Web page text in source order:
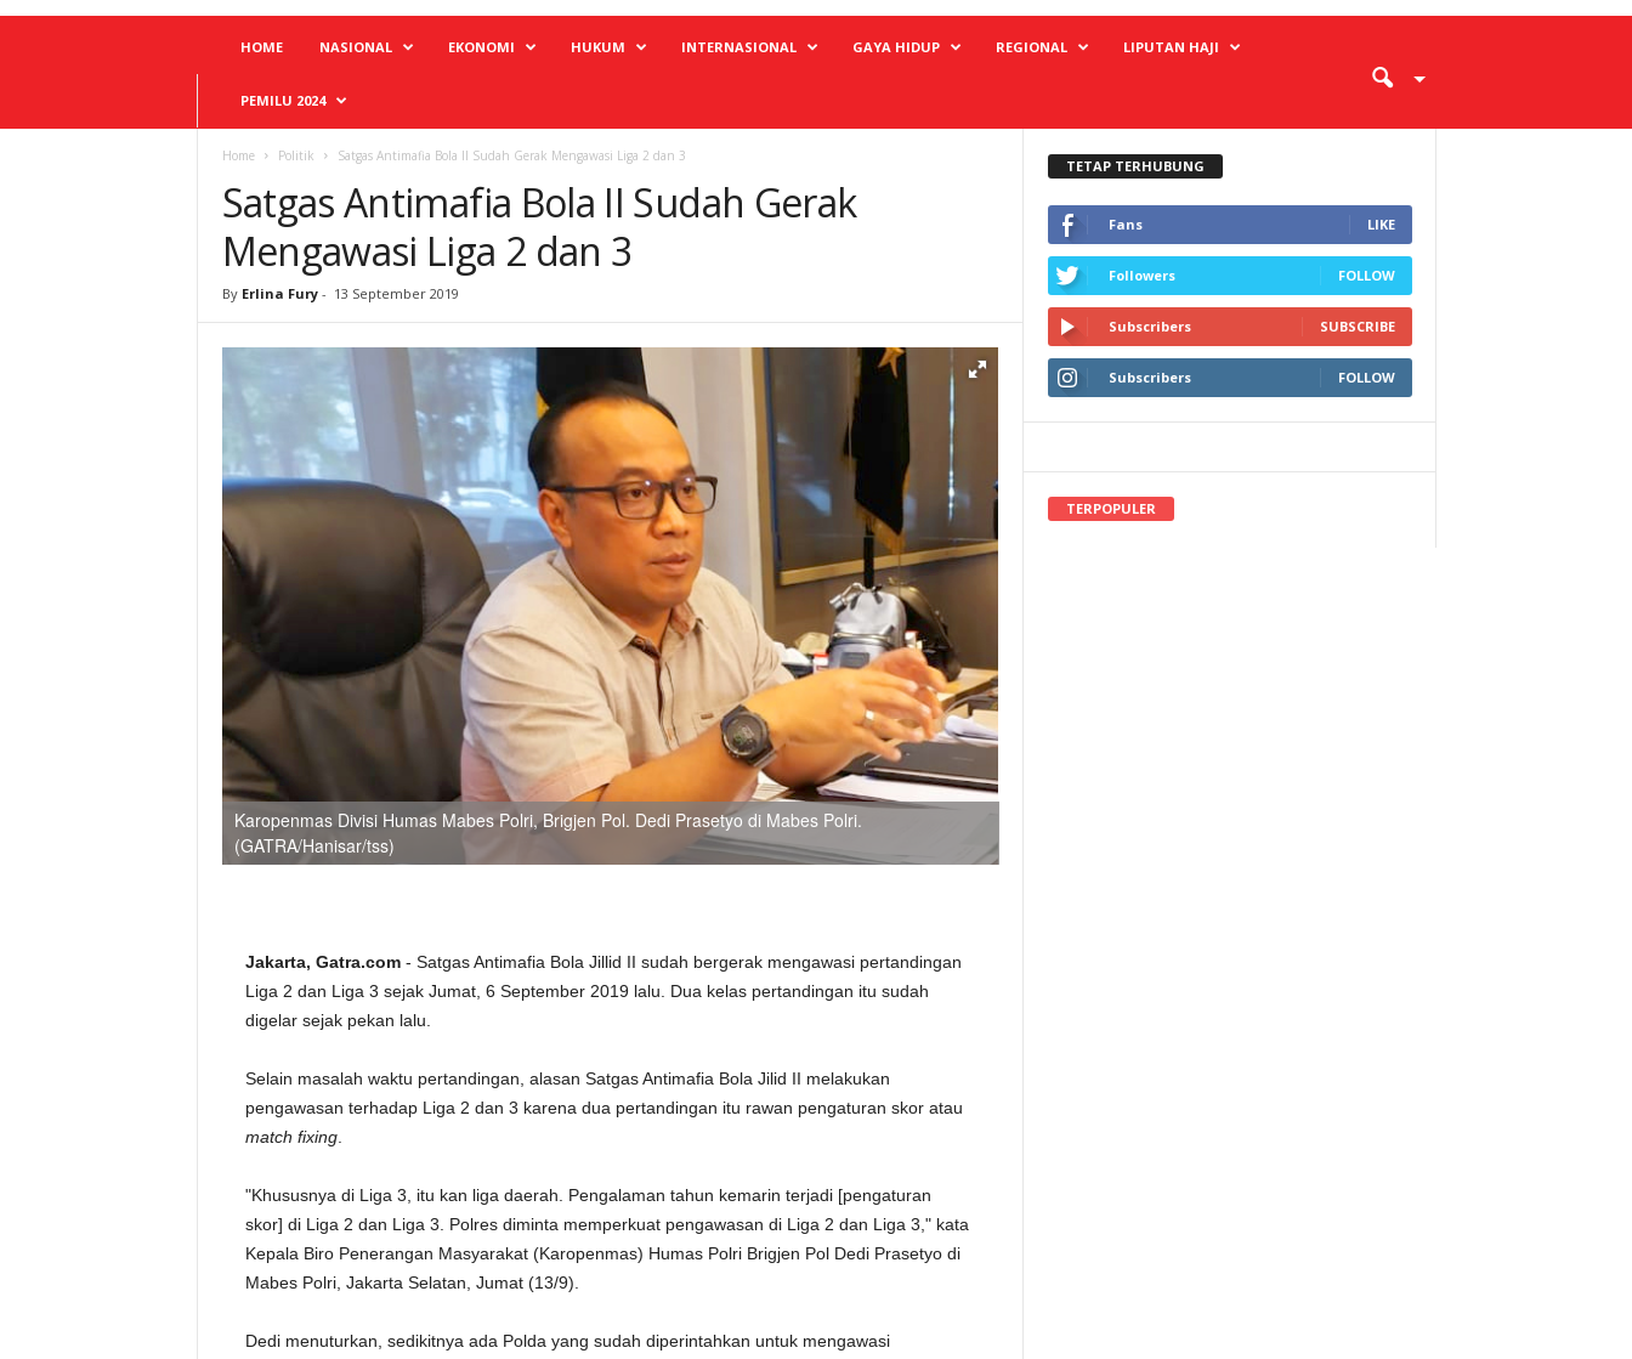
HOME NASIONAL EKONOMI HUKUM INTERNASIONAL GAYA HIDUP REGIONAL LIPUTAN HAJI
PEMILU 2024
Home Politik Satgas Antimafia Bola II Sudah Gerak Mengawasi Liga 2 dan 3
Satgas Antimafia Bola II Sudah Gerak
Mengawasi Liga 2 dan 3
By Erlina Fury - 13 September 2019
Karopenmas Divisi Humas Mabes Polri, Brigjen Pol. Dedi Prasetyo di Mabes Polri.
(GATRA/Hanisar/tss)
Jakarta, Gatra.com- Satgas Antimafia Bola Jillid II sudah bergerak mengawasi pertandingan
Liga 2 dan Liga 3 sejak Jumat, 6 September 2019 lalu. Dua kelas pertandingan itu sudah
digelar sejak pekan lalu.
Selain masalah waktu pertandingan, alasan Satgas Antimafia Bola Jilid II melakukan
pengawasan terhadap Liga 2 dan 3 karena dua pertandingan itu rawan pengaturan skor atau
match fixing.
"Khususnya di Liga 3, itu kan liga daerah. Pengalaman tahun kemarin terjadi [pengaturan
skor] di Liga 2 dan Liga 3. Polres diminta memperkuat pengawasan di Liga 2 dan Liga 3," kata
Kepala Biro Penerangan Masyarakat (Karopenmas) Humas Polri Brigjen Pol Dedi Prasetyo di
Mabes Polri, Jakarta Selatan, Jumat (13/9).
Dedi menuturkan, sedikitnya ada Polda yang sudah diperintahkan untuk mengawasi
TETAP TERHUBUNG
Fans LIKE
Followers FOLLOW
Subscribers SUBSCRIBE
Subscribers FOLLOW